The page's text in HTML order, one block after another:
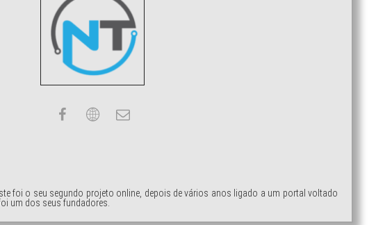
foi o seu segundo projeto online, depois de vários anos ligado a um portal voltado
um dos seus fundadores.